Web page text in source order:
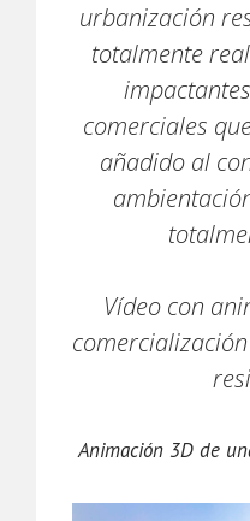
urbanización
totalmente
comerciales
añadido al
Vídeo con
Animación 3D de